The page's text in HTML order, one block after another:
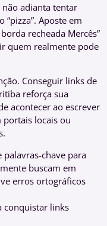
não adianta tentar
Aposte em
recheada Mercês”
quem realmente pode
Conseguir links de
reforça sua
acontecer ao escrever
portais locais ou
palavras-chave para
buscam em
erros ortográficos
conquistar links